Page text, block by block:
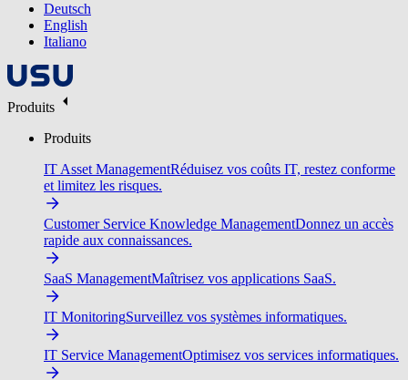
Deutsch
English
Italiano
Produits
Produits
IT Asset ManagementRéduisez vos coûts IT, restez conforme
et limitez les risques.
Customer Service Knowledge ManagementDonnez un accès
rapide aux connaissances.
SaaS ManagementMaîtrisez vos applications SaaS.
IT MonitoringSurveillez vos systèmes informatiques.
IT Service ManagementOptimisez vos services informatiques.